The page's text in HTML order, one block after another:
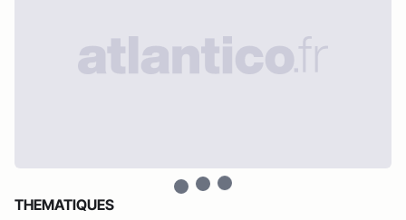
THEMATIQUES